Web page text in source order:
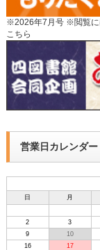
※2026年7月号 ※閲覧
こちら
営業日カレンダー
日
月
2
3
9
10
16
17